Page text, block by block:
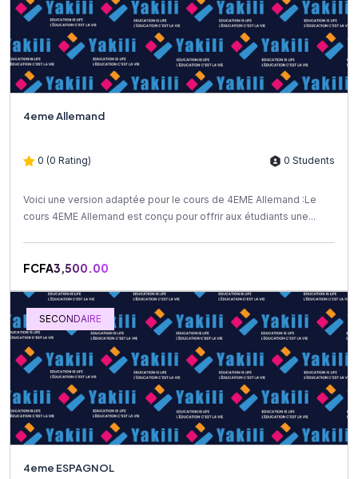
4eme Allemand
0 (0 Rating) 0 Students
Voici une version adaptée pour le cours de 4EME Allemand :Le
cours 4EME Allemand est conçu pour offrir aux étudiants une...
FCFA3,500.00
SECONDAIRE
4eme ESPAGNOL